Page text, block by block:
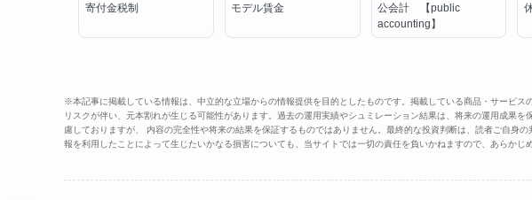
寄付金税制 モデル賃金
公会計 【public
accounting】
※本記事に掲載している情報は、中立的な立場からの情報提供を目的としたものです。掲載している商品・サービ
リスクが伴い、元本割れが生じる可能性があります。過去の運用実績やシュミレーション結果は、将来の運用成果
慮しておりますが、 内容の完全性や将来の結果を保証するものではありません。最終的な投資判断は、読者ご自身
報を利用したことによって生じたいかなる損害についても、当サイトでは一切の責任を負いかねますので、あらかじ